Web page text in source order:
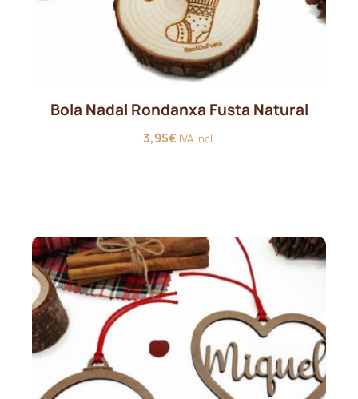
Bola Nadal Rondanxa Fusta Natural
3,95€ IVA incl.